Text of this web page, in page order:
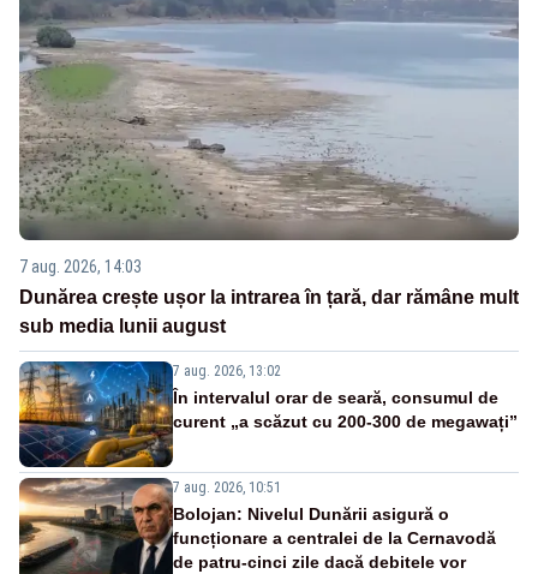
7 aug. 2026, 14:03
Dunărea crește ușor la intrarea în țară, dar rămâne mult
sub media lunii august
7 aug. 2026, 13:02
În intervalul orar de seară, consumul de
curent „a scăzut cu 200-300 de megawați”
7 aug. 2026, 10:51
Bolojan: Nivelul Dunării asigură o
funcționare a centralei de la Cernavodă
de patru-cinci zile dacă debitele vor